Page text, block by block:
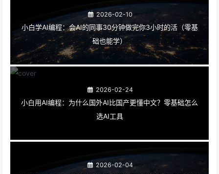
2026-02-10
小白学AI编程：会AI的同事30分钟做完你3小时的活（零基
础也能学）
2026-02-24
小白用AI编程：为什么国外AI比国产更懂中文？零基础怎么
选AI工具
2026-02-04